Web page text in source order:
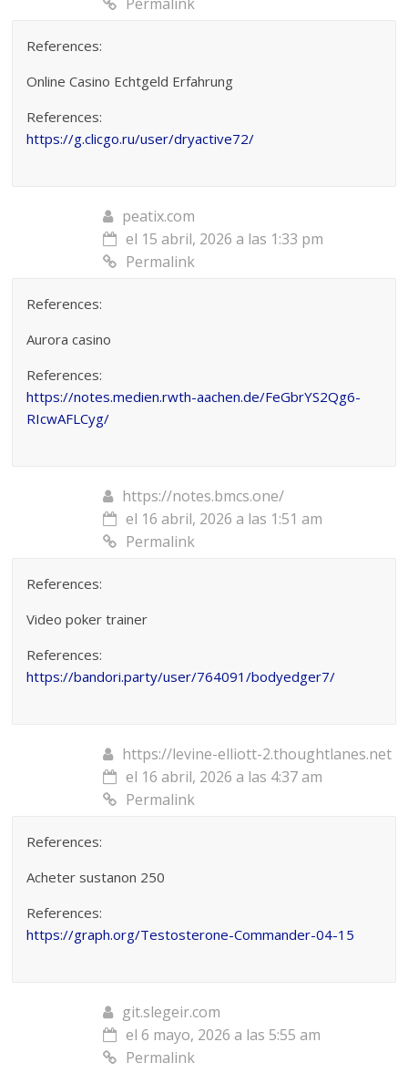
References:
Online Casino Echtgeld Erfahrung
References:
https://g.clicgo.ru/user/dryactive72/
peatix.com
el 15 abril, 2026 a las 1:33 pm
Permalink
References:
Aurora casino
References:
https://notes.medien.rwth-aachen.de/FeGbrYS2Qg6-
RIcwAFLCyg/
https://notes.bmcs.one/
el 16 abril, 2026 a las 1:51 am
Permalink
References:
Video poker trainer
References:
https://bandori.party/user/764091/bodyedger7/
https://levine-elliott-2.thoughtlanes.net
el 16 abril, 2026 a las 4:37 am
Permalink
References:
Acheter sustanon 250
References:
https://graph.org/Testosterone-Commander-04-15
git.slegeir.com
el 6 mayo, 2026 a las 5:55 am
Permalink